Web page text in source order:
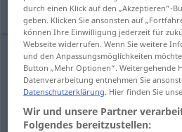
点数 [diǎnshù] zählen
把…视为[bǎ … shìwéi] zählen
durch einen Klick auf den „Akzeptieren“-
geben. Klicken Sie ansonsten auf
können Ihre Einwilligung jederzeit für
Webseite widerrufen. Wenn Sie weitere
und den Anpassungsmöglichkeiten
Button „Mehr Optionen“. Weitergehende
Datenverarbeitung entnehmen Sie
Datenschutzerklärung. Hier finden Sie
Wir und unsere Partner
Folgendes bereitzustellen: